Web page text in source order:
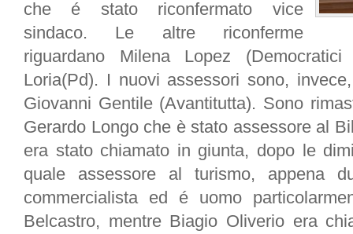
che é stato riconfermato vice
sindaco. Le altre riconferme
riguardano Milena Lopez
Loria(Pd). I nuovi assessori sono,
Giovanni Gentile (Avantitutta). Sono
Gerardo Longo che è stato assessore al
era stato chiamato in giunta, dopo le
quale assessore al turismo, appena
commercialista ed é uomo
Belcastro, mentre Biagio Oliverio era